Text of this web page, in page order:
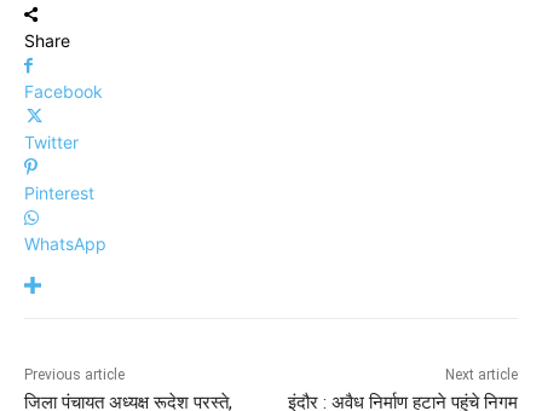
Share
Facebook
Twitter
Pinterest
WhatsApp
Previous article
जिला पंचायत अध्यक्ष रूदेश परस्ते,
Next article
इंदौर : अवैध निर्माण हटाने पहुंचे निगम